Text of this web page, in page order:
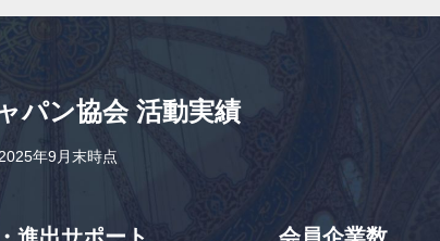
パン協会 活動実績
年9月末時点
進出サポート 会員企業数